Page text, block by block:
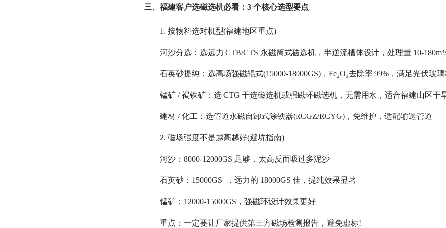
三、福建客户选磁选机必看：3 个核心选型要点
1. 按物料选对机型(福建地区重点)
河沙分选：选远力 CTB/CTS 永磁筒式磁选机，半逆流槽体设计，处理量 10-
石英砂提纯：选高场强磁辊式(15000-18000GS)，Fe₂O₃去除率 99%，满足光伏玻
锰矿 / 褐铁矿：选 CTG 干选磁选机或强磁环磁选机，无需用水，适合福建山区干
建材 / 化工：选管道永磁自卸式除铁器(RCGZ/RCYG)，免维护，适配输送管道
2. 磁场强度不是越高越好(避坑指南)
河沙：8000-12000GS 足够，太高反而吸过多泥沙
石英砂：15000GS+，远力的 18000GS 佳，提纯效果显著
锰矿：12000-15000GS，强磁环设计效果更好
重点：一定要让厂家提供第三方磁场检测报告，避免虚标!